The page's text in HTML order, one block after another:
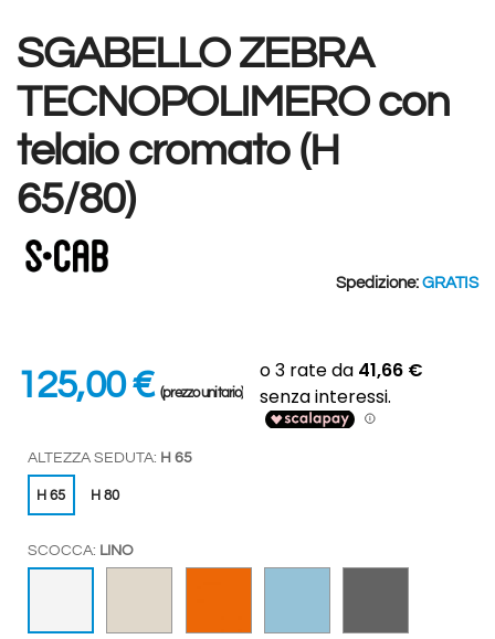
SGABELLO ZEBRA
TECNOPOLIMERO con
telaio cromato (H
65/80)
Spedizione: GRATIS
125,00 €(prezzo unitario)
ALTEZZA SEDUTA: H 65
H 65 H 80
SCOCCA: LINO